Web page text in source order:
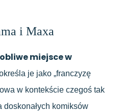
i Maxa
miejsce w
je jako „franczyzę
w kontekście czegoś tak
doskonałych komiksów